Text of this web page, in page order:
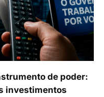
de poder:
investimentos